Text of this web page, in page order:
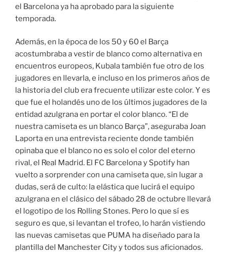
el Barcelona ya ha aprobado para la siguiente
temporada.
Además, en la época de los 50 y 60 el Barça
acostumbraba a vestir de blanco como alternativa en
encuentros europeos, Kubala también fue otro de los
jugadores en llevarla, e incluso en los primeros años de
la historia del club era frecuente utilizar este color. Y es
que fue el holandés uno de los últimos jugadores de la
entidad azulgrana en portar el color blanco. “El de
nuestra camiseta es un blanco Barça”, aseguraba Joan
Laporta en una entrevista reciente donde también
opinaba que el blanco no es solo el color del eterno
rival, el Real Madrid. El FC Barcelona y Spotify han
vuelto a sorprender con una camiseta que, sin lugar a
dudas, será de culto: la elástica que lucirá el equipo
azulgrana en el clásico del sábado 28 de octubre llevará
el logotipo de los Rolling Stones. Pero lo que sí es
seguro es que, si levantan el trofeo, lo harán vistiendo
las nuevas camisetas que PUMA ha diseñado para la
plantilla del Manchester City y todos sus aficionados.